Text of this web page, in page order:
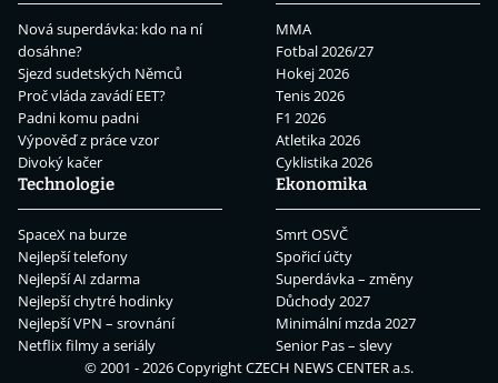
Nová superdávka: kdo na ní
dosáhne?
Sjezd sudetských Němců
Proč vláda zavádí EET?
Padni komu padni
Výpověď z práce vzor
Divoký kačer
MMA
Fotbal 2026/27
Hokej 2026
Tenis 2026
F1 2026
Atletika 2026
Cyklistika 2026
Technologie
SpaceX na burze
Nejlepší telefony
Nejlepší AI zdarma
Nejlepší chytré hodinky
Nejlepší VPN – srovnání
Netflix filmy a seriály
Ekonomika
Smrt OSVČ
Spořicí účty
Superdávka – změny
Důchody 2027
Minimální mzda 2027
Senior Pas – slevy
© 2001 - 2026 CopyrightCZECH NEWS CENTER a.s.